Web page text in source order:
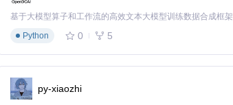
基于大模型算子和工作流的高效文本大模型训练数据合成框架
Python
0 5
py-xiaozhi